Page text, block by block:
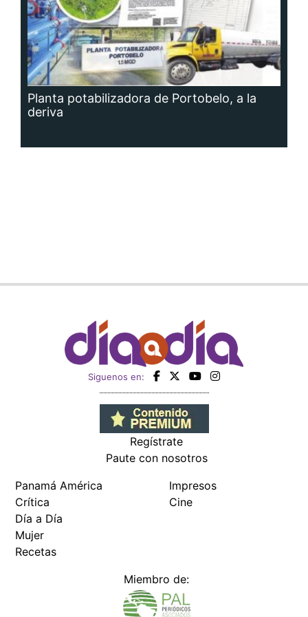
Planta potabilizadora de Portobelo, a la
deriva
Siguenos en:
Regístrate
Paute con nosotros
Panamá América
Crítica
Día a Día
Mujer
Recetas
Impresos
Cine
Miembro de: